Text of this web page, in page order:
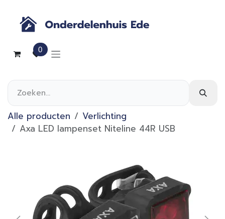
0
Alle producten
Verlichting
Axa LED lampenset Niteline 44R USB